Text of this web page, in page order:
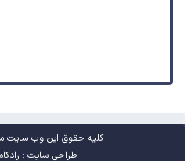
کلیه حقوق این وب سایت
طراحی سایت :